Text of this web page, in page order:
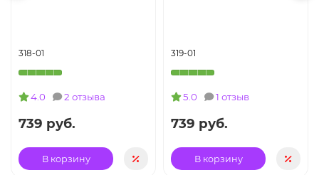
318-01
4.0 2 отзыва
739 руб.
В корзину
319-01
5.0 1 отзыв
739 руб.
В корзину